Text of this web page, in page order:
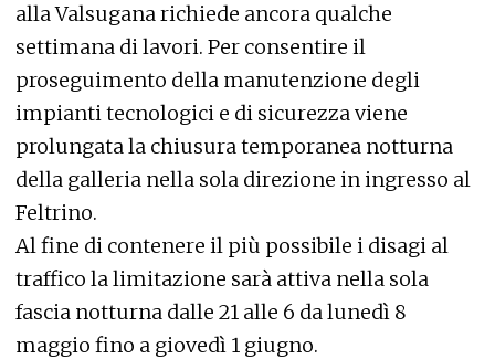
alla Valsugana richiede ancora qualche
settimana di lavori. Per consentire il
proseguimento della manutenzione degli
impianti tecnologici e di sicurezza viene
prolungata la chiusura temporanea notturna
della galleria nella sola direzione in ingresso al
Feltrino.
Al fine di contenere il più possibile i disagi al
traffico la limitazione sarà attiva nella sola
fascia notturna dalle 21 alle 6 da lunedì 8
maggio fino a giovedì 1 giugno.